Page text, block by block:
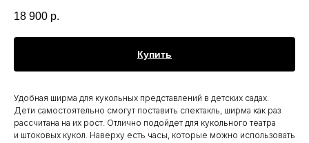
18 900 р.
Купить
Удобная ширма для кукольных представлений в детских садах.
Дети самостоятельно смогут поставить спектакль, ширма как раз
рассчитана на их рост. Отлично подойдет для кукольного театра
и штоковых кукол. Наверху есть часы, которые можно использовать